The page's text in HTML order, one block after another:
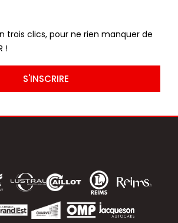
trois clics, pour ne rien manquer de
!
S'INSCRIRE